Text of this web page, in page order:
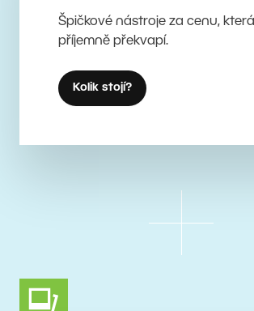
Špičkové nástroje za cenu, která
příjemně překvapí.
Kolik stojí?